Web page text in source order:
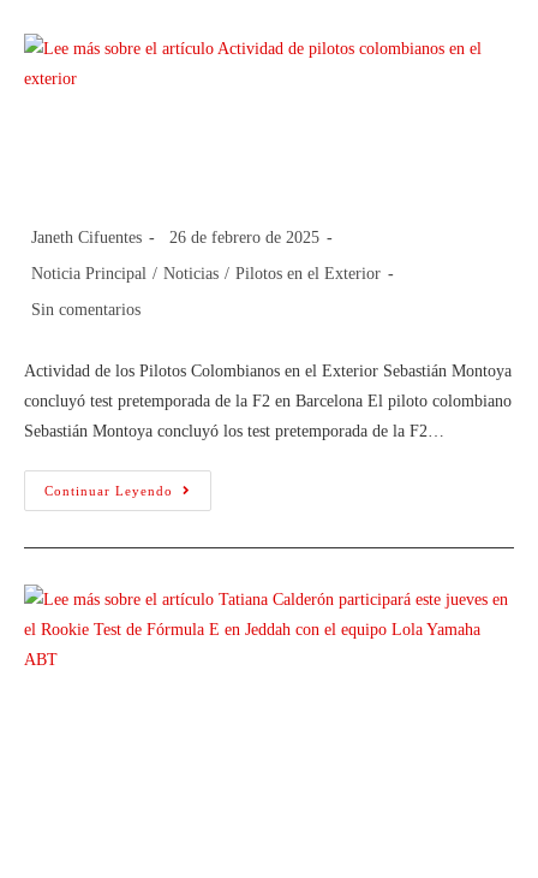
Janeth Cifuentes
26 de febrero de 2025
Noticia Principal / Noticias / Pilotos en el Exterior
Sin comentarios
Actividad de los Pilotos Colombianos en el Exterior Sebastián Montoya
concluyó test pretemporada de la F2 en Barcelona El piloto colombiano
Sebastián Montoya concluyó los test pretemporada de la F2…
Continuar Leyendo